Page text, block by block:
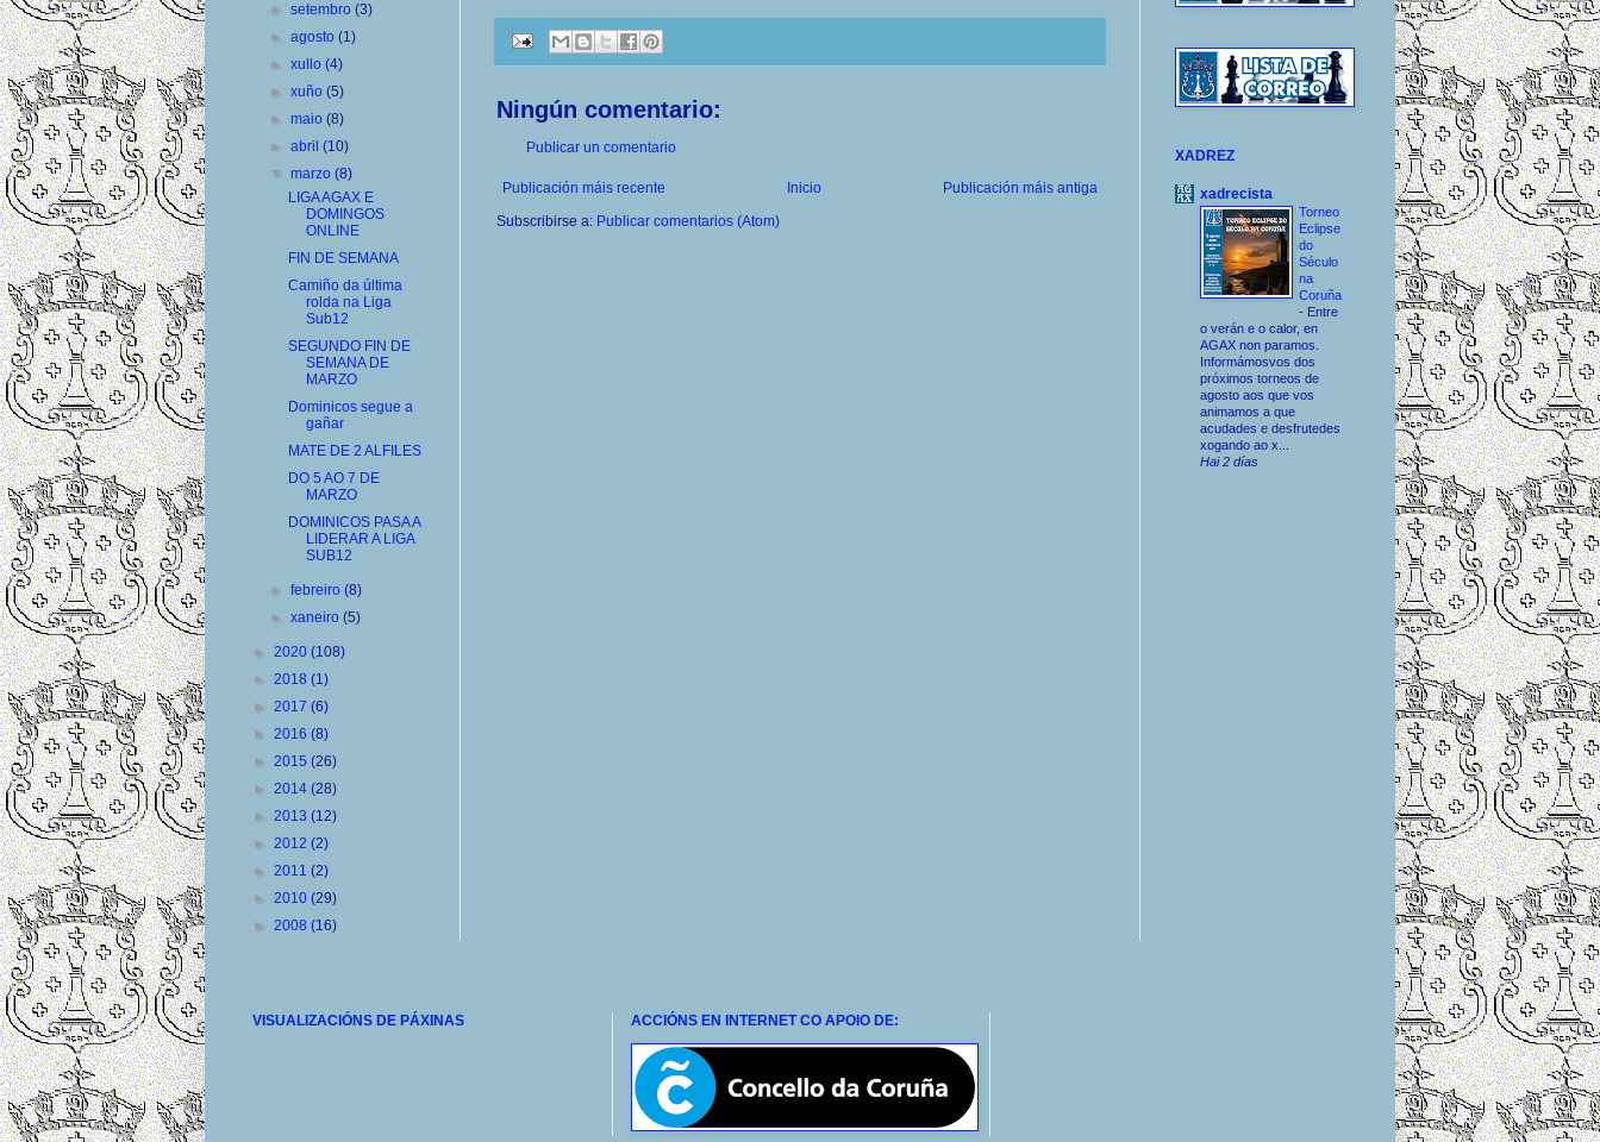
Ningún comentario:
Publicar un comentario
Publicación máis recente Publicación máis antiga
Inicio
Subscribirse a: Publicar comentarios (Atom)
►setembro(3)
►agosto(1)
►xullo(4)
►xuño(5)
►maio(8)
►abril(10)
▼marzo(8)
LIGA AGAX E
DOMINGOS
ONLINE
FIN DE SEMANA
Camiño da última
rolda na Liga
Sub12
SEGUNDO FIN DE
SEMANA DE
MARZO
Dominicos segue a
gañar
MATE DE 2 ALFILES
DO 5 AO 7 DE
MARZO
DOMINICOS PASA A
LIDERAR A LIGA
SUB12
►febreiro(8)
►xaneiro(5)
► 2020 (108)
► 2018 (1)
► 2017 (6)
► 2016 (8)
► 2015 (26)
► 2014 (28)
► 2013 (12)
► 2012 (2)
► 2011 (2)
► 2010 (29)
► 2008 (16)
XADREZ
xadrecista
Torneo
Eclipse
do
Século
na
Coruña
- Entre
o verán e o calor, en
AGAX non paramos.
Informámosvos dos
próximos torneos de
agosto aos que vos
animamos a que
acudades e desfrutedes
xogando ao x...
Hai 2 días
VISUALIZACIÓNS DE PÁXINAS ACCIÓNS EN INTERNET CO APOIO DE: